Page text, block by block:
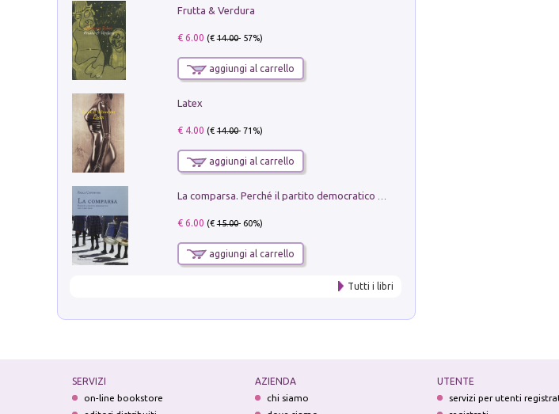
Frutta & Verdura
€ 6.00 (€14.00- 57%)
aggiungi al carrello
Latex
€ 4.00 (€14.00- 71%)
aggiungi al carrello
€ 6.00 (€15.00- 60%)
aggiungi al carrello
Tutti i libri
SERVIZI
on-line bookstore
AZIENDA
chi siamo
UTENTE
servizi per utenti